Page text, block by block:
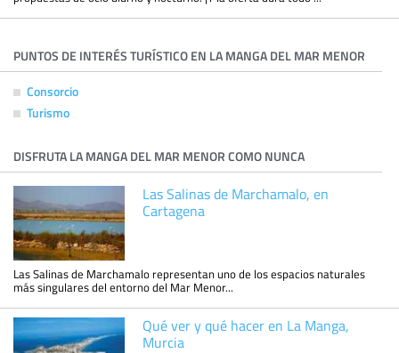
PUNTOS DE INTERÉS TURÍSTICO EN LA MANGA DEL MAR MENOR
Consorcio
Turismo
DISFRUTA LA MANGA DEL MAR MENOR COMO NUNCA
Las Salinas de Marchamalo, en
Cartagena
Las Salinas de Marchamalo representan uno de los espacios naturales
más singulares del entorno del Mar Menor...
Qué ver y qué hacer en La Manga,
Murcia